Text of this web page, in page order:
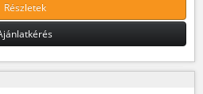
Részletek